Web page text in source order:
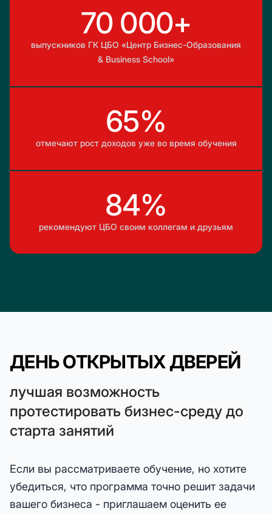
выпускников ГК ЦБО «Центр Бизнес-Образования
& Business School»
70 000+
отмечают рост доходов уже во время обучения
65%
рекомендуют ЦБО своим коллегам и друзьям
84%
ДЕНЬ ОТКРЫТЫХ ДВЕРЕЙ
лучшая возможность
протестировать бизнес-среду до
старта занятий
Если вы рассматриваете обучение, но хотите
убедиться, что программа точно решит задачи
вашего бизнеса - приглашаем оценить ее